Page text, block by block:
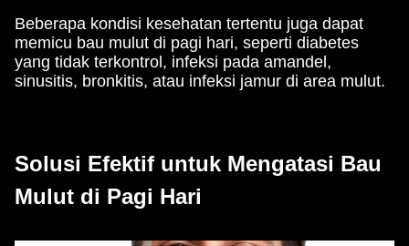
Beberapa kondisi kesehatan tertentu juga dapat
memicu bau mulut di pagi hari, seperti diabetes
yang tidak terkontrol, infeksi pada amandel,
sinusitis, bronkitis, atau infeksi jamur di area mulut.
Solusi Efektif untuk Mengatasi Bau
Mulut di Pagi Hari